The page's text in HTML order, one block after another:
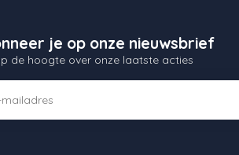
je op onze nieuwsbrief
de hoogte over onze laatste acties